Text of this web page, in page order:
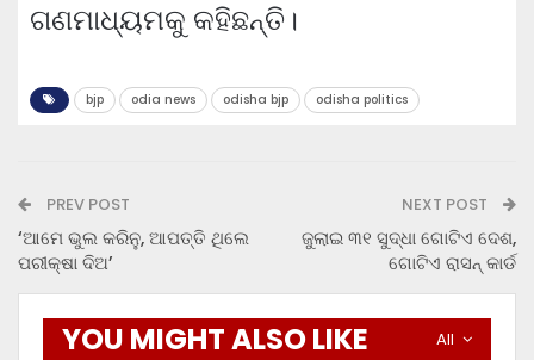
ଗଣମାଧ୍ୟମକୁ କହିଛନ୍ତି।
bjp odia news odisha bjp odisha politics
PREV POST
‘ଆମେ ଭୁଲ କରିନୁ, ଆପତ୍ତି ଥିଲେ
ପରୀକ୍ଷା ଦିଅ’
NEXT POST
ଜୁଲାଇ ୩୧ ସୁଦ୍ଧା ଗୋଟିଏ ଦେଶ,
ଗୋଟିଏ ରାସନ୍ କାର୍ଡ
All
YOU MIGHT ALSO LIKE